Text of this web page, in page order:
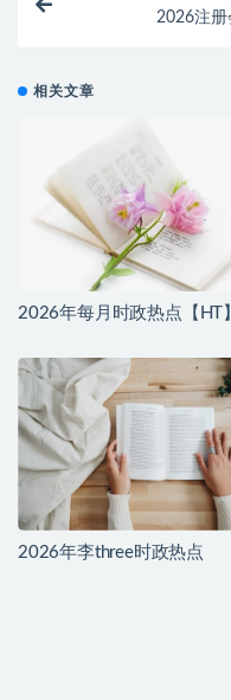
2026注册
相关文章
2026年每月时政热点【HT】
2026年李three时政热点